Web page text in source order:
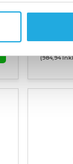
(984,94